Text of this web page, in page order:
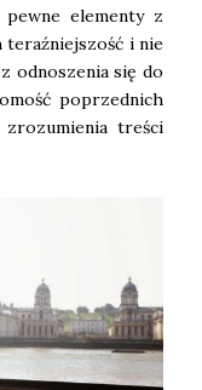
elementy z
teraźniejszość i nie
odnoszenia się do
poprzednich
treści